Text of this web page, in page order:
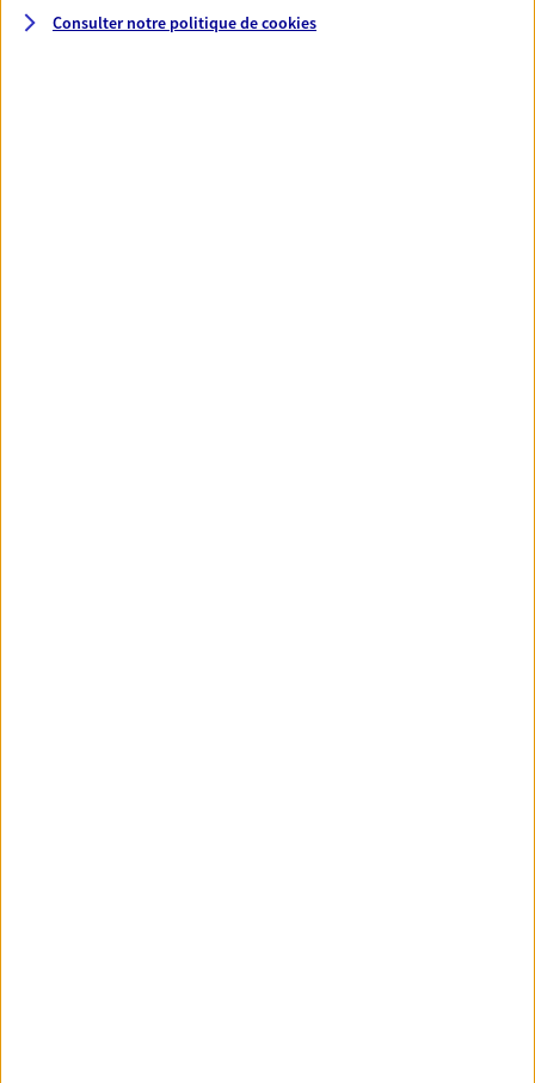
équipements et stocks… sans oublier votre
Consulter notre politique decookies